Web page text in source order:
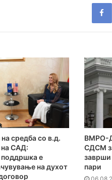
средба со в.д.
на САД:
е
на духот
ВМРО-
СДСМ
заврши
пари